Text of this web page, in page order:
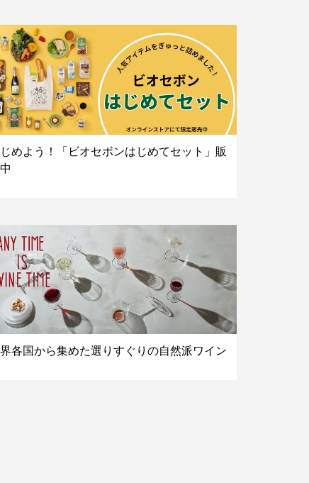
めよう！「ビオセボンはじめてセット」販
各国から集めた選りすぐりの自然派ワイン